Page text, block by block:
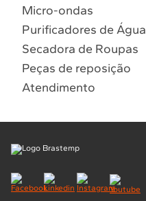
Micro-ondas
Purificadores de Água
Secadora de Roupas
Peças de reposição
Atendimento